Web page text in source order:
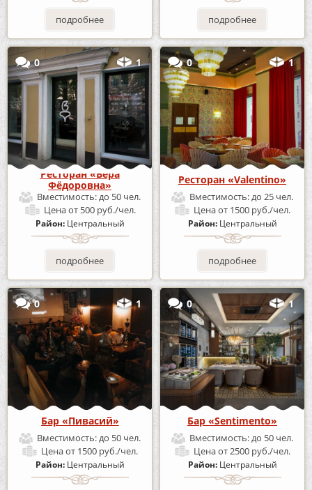
подробнее подробнее
0 1
Ресторан «Вера
Фёдоровна»
Вместимость:до 50 чел.
Ценаот 500 руб./чел.
Район: Центральный
подробнее
0 1
Ресторан «Valentino»
Вместимость:до 25 чел.
Ценаот 1500 руб./чел.
Район: Центральный
подробнее
0 1
Бар «Пивасий»
Вместимость:до 50 чел.
Ценаот 1500 руб./чел.
Район: Центральный
0 1
Бар «Sentimento»
Вместимость:до 50 чел.
Ценаот 2500 руб./чел.
Район: Центральный